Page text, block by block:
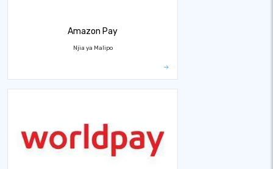
Amazon Pay
Njia ya Malipo